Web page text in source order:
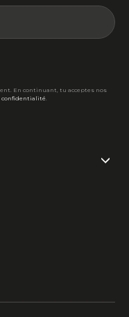
En continuant, tu acceptes nos
confidentialité.